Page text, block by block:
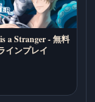
a Stranger - 無料
インプレイ